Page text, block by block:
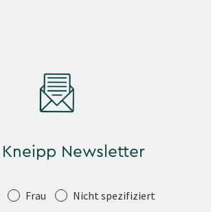
Kneipp Newsletter
Frau Nicht spezifiziert